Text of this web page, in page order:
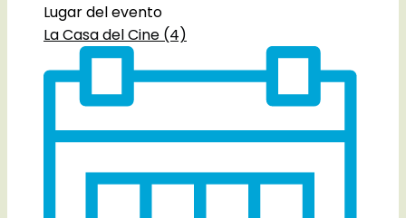
Lugar del evento
La Casa del Cine (4)